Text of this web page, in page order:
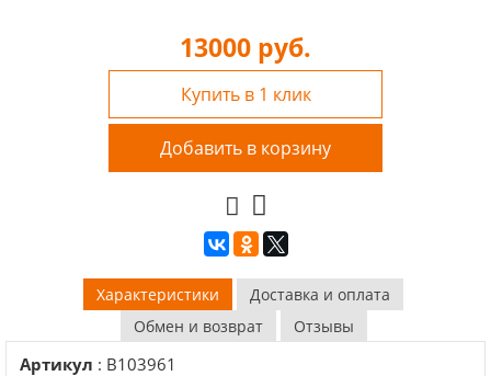
13000 руб.
Купить в 1 клик
Добавить в корзину
Характеристики
Доставка и оплата
Обмен и возврат
Отзывы
Артикул : B103961